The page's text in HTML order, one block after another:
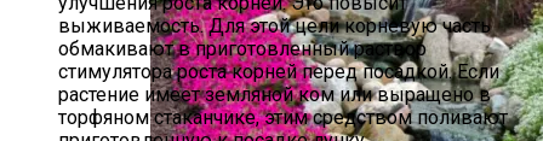
выживаемость. Для этой цели корневую часть
обмакивают в приготовленный раствор
стимулятора роста корней перед посадкой. Если
растение имеет земляной ком или выращено в
торфяном стаканчике, этим средством поливают